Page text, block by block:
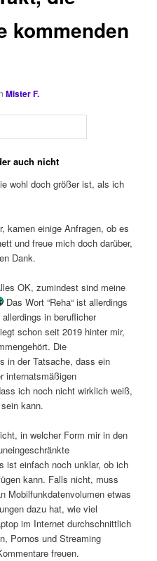
kommenden
Mister F.
auch nicht
wohl doch größer ist, als ich
kamen einige Anfragen, ob es
und freue mich doch darüber,
Dank.
OK, zumindest sind meine
Das Wort “Reha“ ist allerdings
in beruflicher
schon seit 2019 hinter mir,
Die
in der Tatsache, dass ein
internatsmäßigen
ich noch nicht wirklich weiß,
kann.
in welcher Form mir in den
ist einfach noch unklar, ob ich
kann. Falls nicht, muss
Mobilfunkdatenvolumen etwas
dazu hat, wie viel
im Internet durchschnittlich
Pornos und Streaming
freuen.